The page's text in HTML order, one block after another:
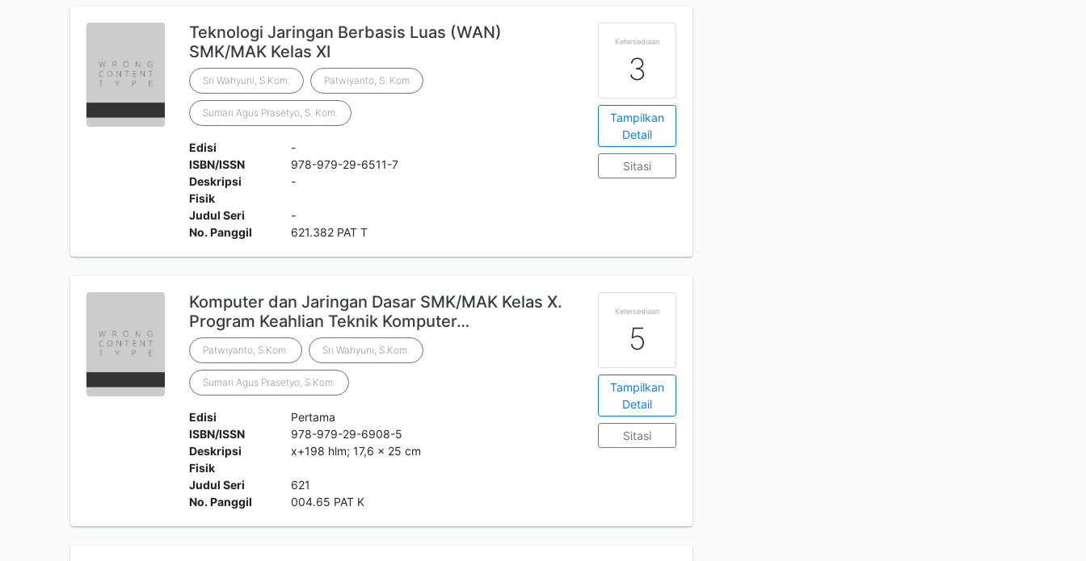
Teknologi Jaringan Berbasis Luas (WAN)
SMK/MAK Kelas XI
Sri Wahyuni, S.Kom. Patwiyanto, S. Kom
Sumari Agus Prasetyo, S. Kom.
Edisi
-
ISBN/ISSN
978-979-29-6511-7
Deskripsi
Fisik
-
Judul Seri
-
No. Panggil
621.382 PAT T
Ketersediaan
3
Tampilkan
Detail
Sitasi
Komputer dan Jaringan Dasar SMK/MAK Kelas X.
Program Keahlian Teknik Komputer…
Patwiyanto, S.Kom. Sri Wahyuni, S.Kom.
Sumari Agus Prasetyo, S.Kom.
Edisi
Pertama
ISBN/ISSN
978-979-29-6908-5
Deskripsi
Fisik
x+198 hlm; 17,6 x 25 cm
Judul Seri
621
No. Panggil
004.65 PAT K
Ketersediaan
5
Tampilkan
Detail
Sitasi